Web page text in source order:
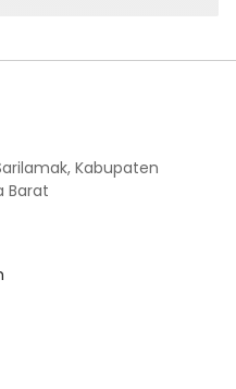
Kabupaten
Barat